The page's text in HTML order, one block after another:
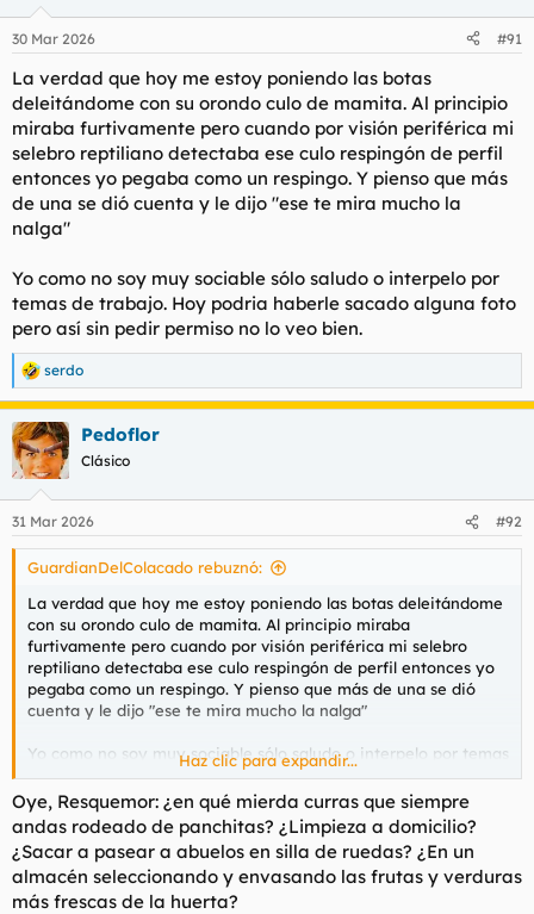
e
:
30 Mar 2026 #91
La verdad que hoy me estoy poniendo las botas
deleitándome con su orondo culo de mamita. Al principio
miraba furtivamente pero cuando por visión periférica mi
selebro reptiliano detectaba ese culo respingón de perfil
entonces yo pegaba como un respingo. Y pienso que más
de una se dió cuenta y le dijo "ese te mira mucho la
nalga"
Yo como no soy muy sociable sólo saludo o interpelo por
temas de trabajo. Hoy podria haberle sacado alguna foto
pero así sin pedir permiso no lo veo bien.
R
e
a
c
c
i
e
s
serdo
Pedoflor
Clásico
31 Mar 2026 #92
GuardianDelColacado rebuznó:
La verdad que hoy me estoy poniendo las botas deleitándome
con su orondo culo de mamita. Al principio miraba
furtivamente pero cuando por visión periférica mi selebro
reptiliano detectaba ese culo respingón de perfil entonces yo
pegaba como un respingo. Y pienso que más de una se dió
cuenta y le dijo "ese te mira mucho la nalga"
Yo como no soy muy sociable sólo saludo o interpelo por temas
de trabajo. Hoy podria haberle sacado alguna foto pero así sin
pedir permiso no lo veo bien.
Haz clic para expandir...
Oye, Resquemor: ¿en qué mierda curras que siempre
andas rodeado de panchitas? ¿Limpieza a domicilio?
¿Sacar a pasear a abuelos en silla de ruedas? ¿En un
almacén seleccionando y envasando las frutas y verduras
más frescas de la huerta?